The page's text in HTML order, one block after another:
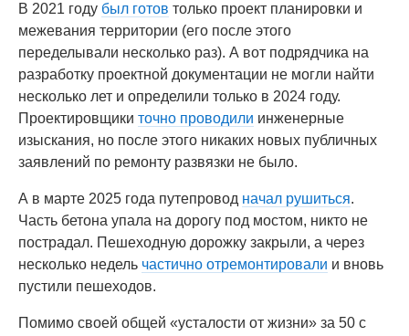
В 2021 году был готов только проект планировки и
межевания территории (его после этого
переделывали несколько раз). А вот подрядчика на
разработку проектной документации не могли найти
несколько лет и определили только в 2024 году.
Проектировщики точно проводили инженерные
изыскания, но после этого никаких новых публичных
заявлений по ремонту развязки не было.
А в марте 2025 года путепровод начал рушиться.
Часть бетона упала на дорогу под мостом, никто не
пострадал. Пешеходную дорожку закрыли, а через
несколько недель частично отремонтировали и вновь
пустили пешеходов.
Помимо своей общей «усталости от жизни» за 50 с